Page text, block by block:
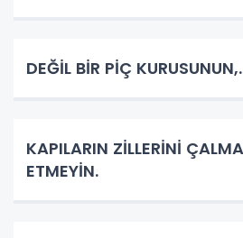
DEĞİL BİR PİÇ
KAPILARIN ZİLLERİNİ
ETMEYİN.